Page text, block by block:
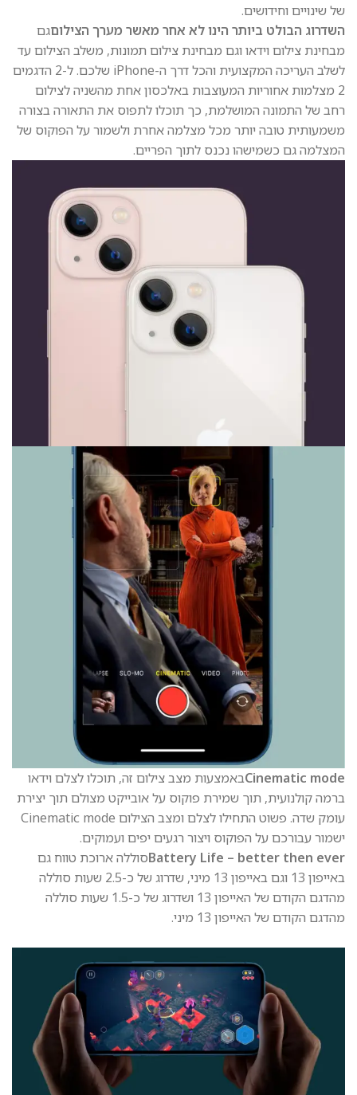
של שינויים וחידושים.
השדרוג הבולט ביותר הינו לא אחר מאשר מערך הצילוםגם
מבחינת צילום וידאו וגם מבחינת צילום תמונות, משלב הצילום עד
לשלב העריכה המקצועית והכל דרך ה-iPhone שלכם. ל-2 הדגמים
2 מצלמות אחוריות המעוצבות באלכסון אחת מהשניה לצילום
רחב של התמונה המושלמת, כך תוכלו לתפוס את התאורה בצורה
משמעותית טובה יותר מכל מצלמה אחרת ולשמור על הפוקוס של
המצלמה גם כשמישהו נכנס לתוך הפריים.
Cinematic modeבאמצעות מצב צילום זה, תוכלו לצלם וידאו
ברמה קולנועית, תוך שמירת פוקוס על אובייקט מצולם תוך יצירת
עומק שדה. פשוט התחילו לצלם ומצב הצילום Cinematic mode
ישמור עבורכם על הפוקוס ויצור רגעים יפים ועמוקים.
Battery Life – better then everסוללה ארוכת טווח גם
באייפון 13 וגם באייפון 13 מיני, שדרוג של כ-2.5 שעות סוללה
מהדגם הקודם של האייפון 13 ושדרוג של כ-1.5 שעות סוללה
מהדגם הקודם של האייפון 13 מיני.